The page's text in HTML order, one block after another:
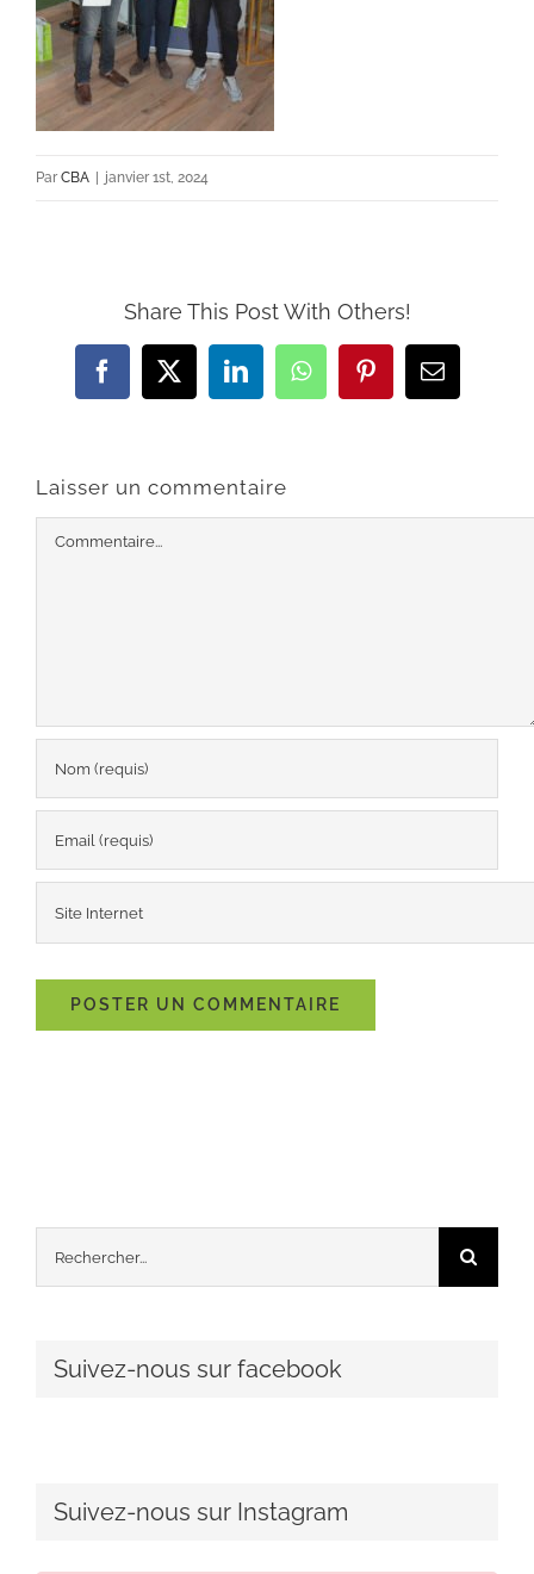
Par CBA | janvier 1st, 2024
Share This Post With Others!
Facebook
X LinkedInWhatsAppPinterestEmail
Laisser un commentaire
Commentaire
Rechercher:
Suivez-nous sur facebook
Suivez-nous sur Instagram